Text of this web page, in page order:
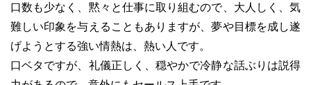
口数も少なく、黙々と仕事に取り組むので、大人しく、気
難しい印象を与えることもありますが、夢や目標を成し遂
げようとする強い情熱は、熱い人です。
口ベタですが、礼儀正しく、穏やかで冷静な話ぶりは説得